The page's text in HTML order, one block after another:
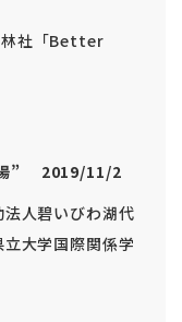
林社「Better
場” 2019/11/2
人碧いびわ湖代
大学国際関係学